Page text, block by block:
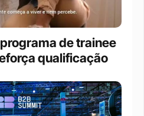
de trainee
qualificação